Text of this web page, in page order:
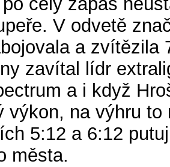
V odvetě
a zvítězila
zavítal lídr
a i když
výkon, na výhru to
5:12 a 6:12
města.